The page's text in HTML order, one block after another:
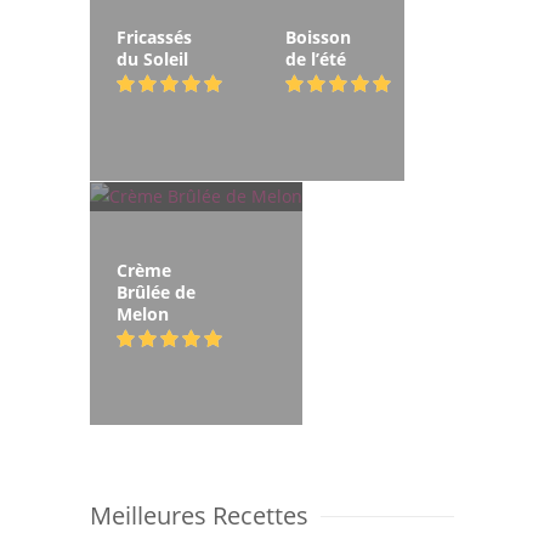
Fricassés
du Soleil
Boisson
de l’été
Crème
Brûlée de
Melon
Meilleures Recettes